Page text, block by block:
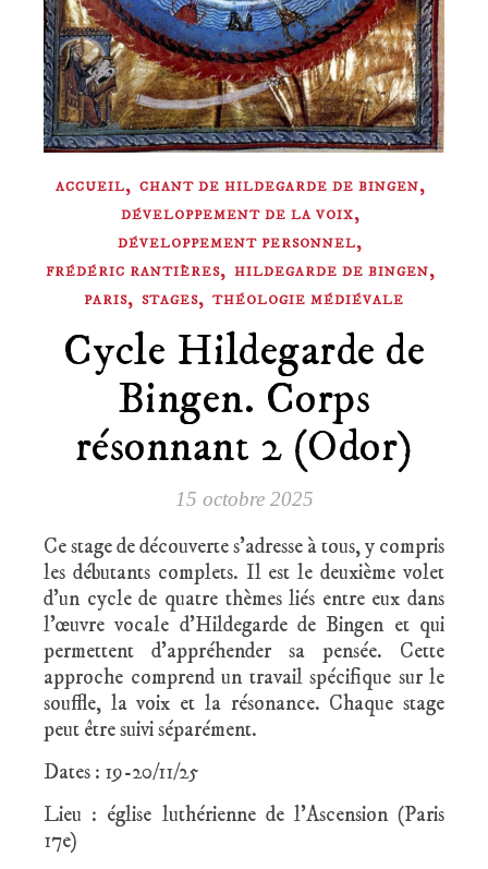
ACCUEIL, CHANT DE HILDEGARDE DE BINGEN,
DÉVELOPPEMENT DE LA VOIX,
DÉVELOPPEMENT PERSONNEL,
FRÉDÉRIC RANTIÈRES, HILDEGARDE DE BINGEN,
PARIS, STAGES, THÉOLOGIE MÉDIÉVALE
Cycle Hildegarde de
Bingen. Corps
résonnant 2 (Odor)
15 octobre 2025
Ce stage de découverte s’adresse à tous, y compris
les débutants complets. Il est le deuxième volet
d’un cycle de quatre thèmes liés entre eux dans
l’œuvre vocale d’Hildegarde de Bingen et qui
permettent d’appréhender sa pensée. Cette
approche comprend un travail spécifique sur le
souffle, la voix et la résonance. Chaque stage
peut être suivi séparément.
Dates : 19-20/11/25
Lieu : église luthérienne de l’Ascension (Paris
17e)